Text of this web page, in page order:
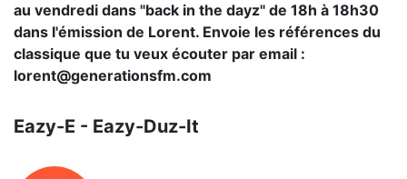
au vendredi dans "back in the dayz" de 18h à 18h30
dans l'émission de Lorent. Envoie les références du
classique que tu veux écouter par email :
lorent@generationsfm.com
Eazy-E - Eazy-Duz-It